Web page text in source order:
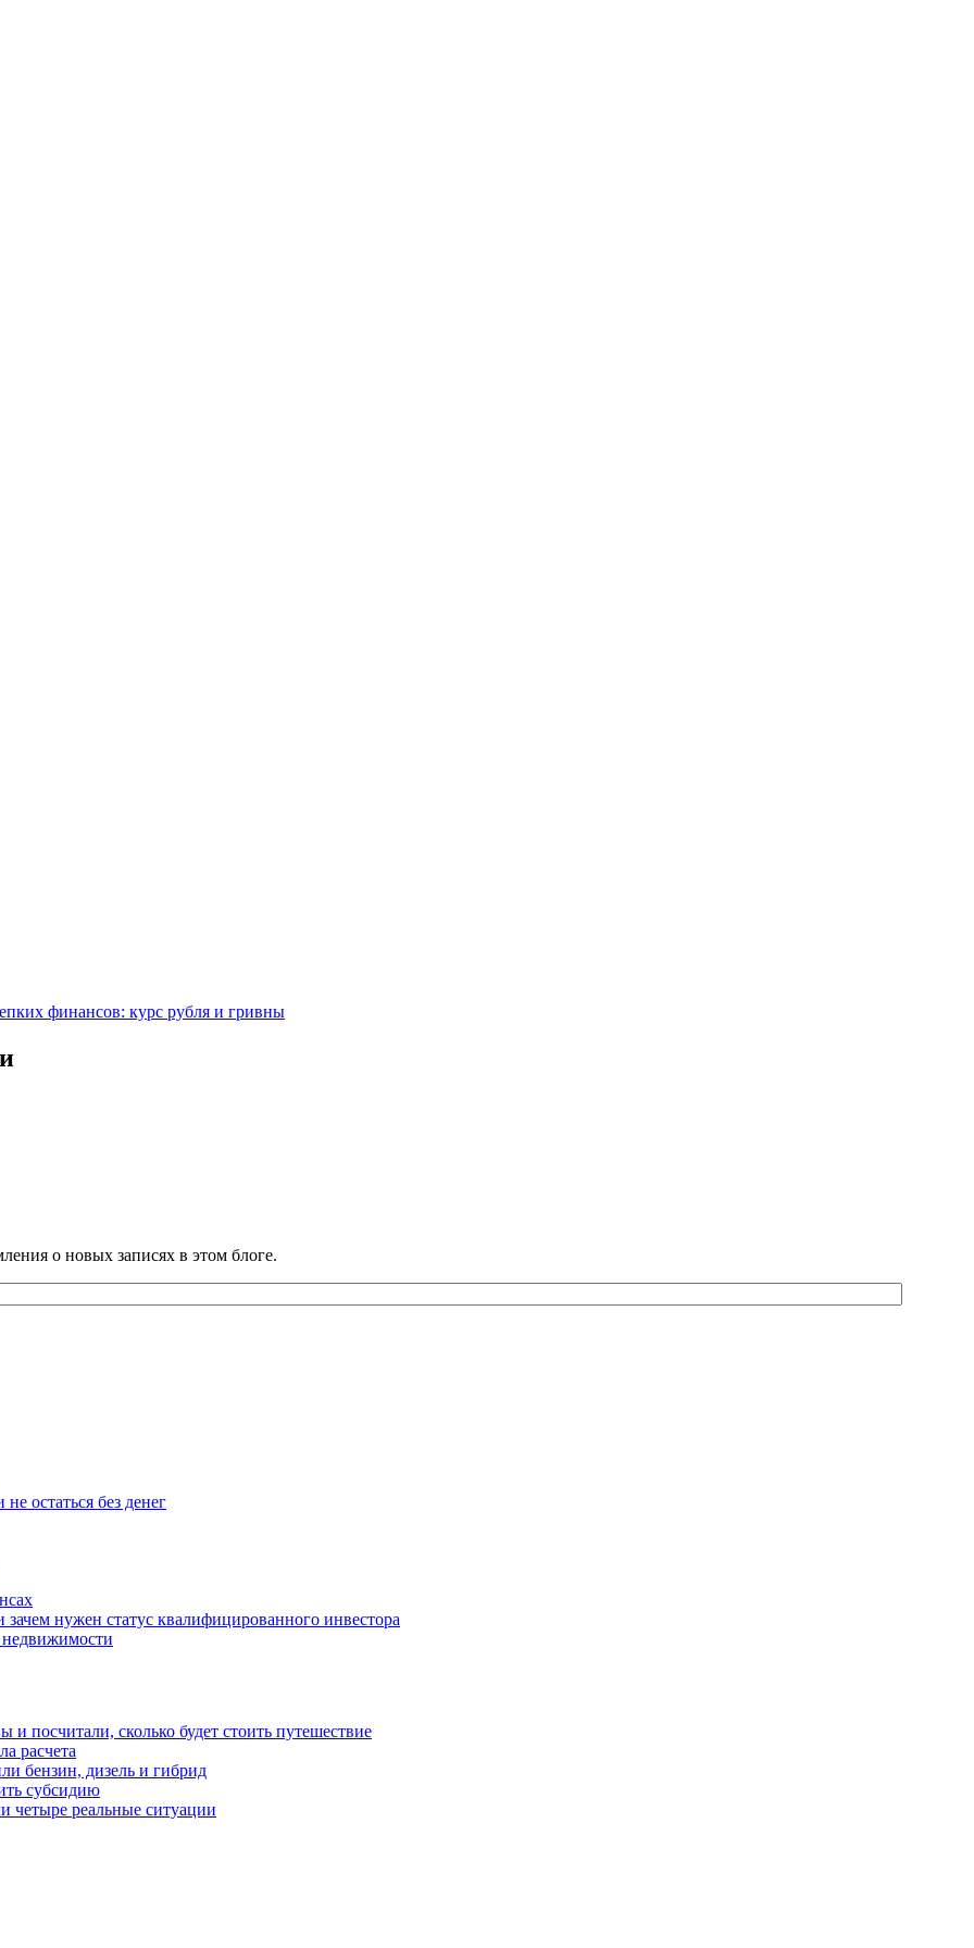
финансов: курс рубля и гривны
о новых записях в этом блоге.
остаться без денег
нужен статус квалифицированного инвестора
посчитали, сколько будет стоить путешествие
расчета
бензин, дизель и гибрид
субсидию
четыре реальные ситуации